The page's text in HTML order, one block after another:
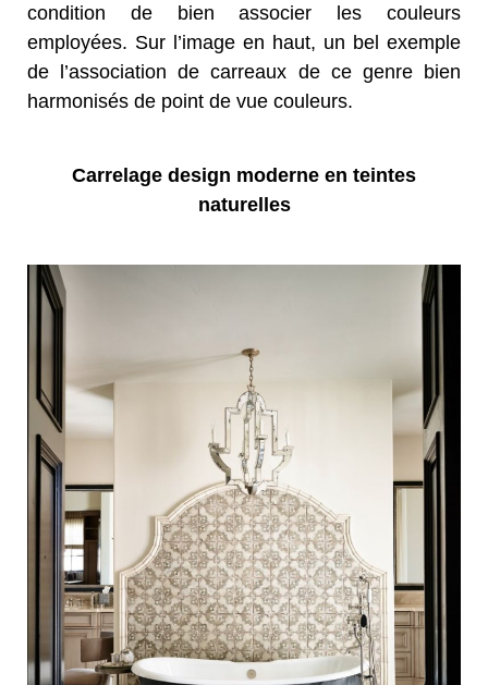
condition de bien associer les couleurs
employées. Sur l’image en haut, un bel exemple
de l’association de carreaux de ce genre bien
harmonisés de point de vue couleurs.
Carrelage design moderne en teintes
naturelles